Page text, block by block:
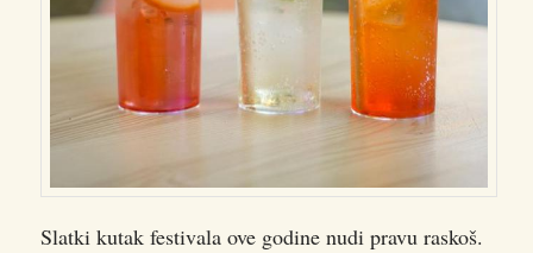
Slatki kutak festivala ove godine nudi pravu raskoš.